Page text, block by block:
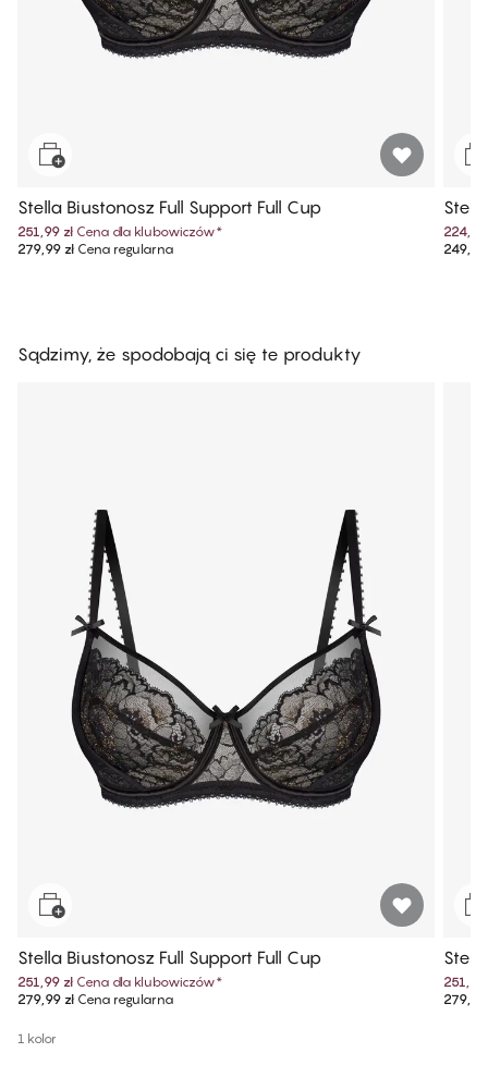
Stella Biustonosz Full Support Full Cup
251,99 zł Cena dla klubowiczów*
279,99 złCena regularna
224,99
249,99
Sądzimy, że spodobają ci się te produkty
Stella Biustonosz Full Support Full Cup
251,99 zł Cena dla klubowiczów*
279,99 złCena regularna
1 kolor
251,99
279,99